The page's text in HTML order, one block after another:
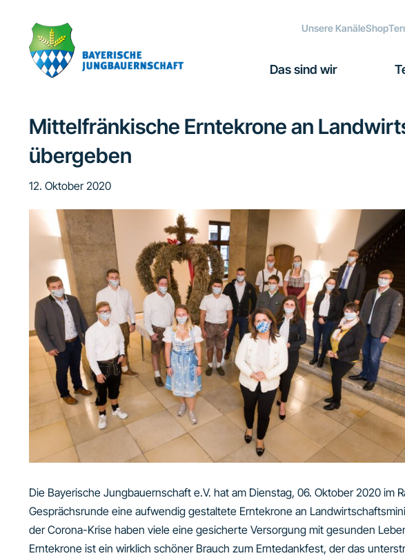
Hauptnavigation
springen
springen
Seitenspalte
springen
Fußzeile
springen
Unsere KanäleShop
Das sind wir
Mittelfränkische Erntekrone an
übergeben
12. Oktober 2020
Die Bayerische Jungbauernschaft e.V. hat am Dienstag, 06. Oktober 2020 im
Gesprächsrunde eine aufwendig gestaltete Erntekrone an
der Corona-Krise haben viele eine gesicherte Versorgung mit gesunden
Erntekrone ist ein wirklich schöner Brauch zum Erntedankfest, der das